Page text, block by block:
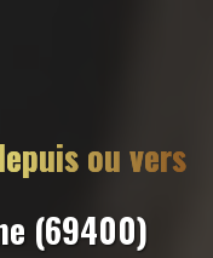
ou vers
(69400)